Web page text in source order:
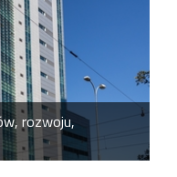
rozwoju,